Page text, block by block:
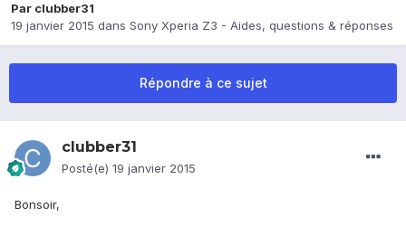
Par clubber31
19 janvier 2015 dans Sony Xperia Z3 - Aides, questions & réponses
Répondre à ce sujet
clubber31
Posté(e) 19 janvier 2015
Bonsoir,